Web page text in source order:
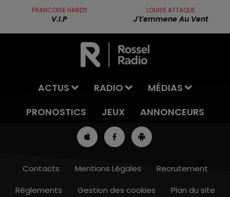
7h00 - 10h00
FRANCOISE HARDY
V.i.p
LOUISE ATTAQUE
J't'emmene Au Vent
ACTUS RADIO
MÉDIAS
PRONOSTICS
JEUX ANNONCEURS
Contacts Mentions Légales
Recrutement
Règlements
Gestion des cookies Plan du site